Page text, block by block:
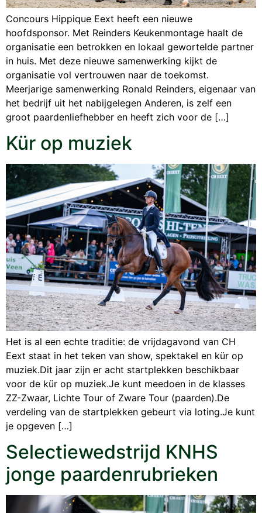
Concours Hippique Eext heeft een nieuwe
hoofdsponsor. Met Reinders Keukenmontage haalt de
organisatie een betrokken en lokaal gewortelde partner
in huis. Met deze nieuwe samenwerking kijkt de
organisatie vol vertrouwen naar de toekomst.
Meerjarige samenwerking Ronald Reinders, eigenaar van
het bedrijf uit het nabijgelegen Anderen, is zelf een
groot paardenliefhebber en heeft zich voor de […]
Kür op muziek
Het is al een echte traditie: de vrijdagavond van CH
Eext staat in het teken van show, spektakel en kür op
muziek.Dit jaar zijn er acht startplekken beschikbaar
voor de kür op muziek.Je kunt meedoen in de klasses
ZZ-Zwaar, Lichte Tour of Zware Tour (paarden).De
verdeling van de startplekken gebeurt via loting.Je kunt
je opgeven […]
Selectiewedstrijd KNHS
jonge paardenrubrieken